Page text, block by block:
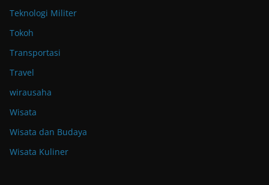
Teknologi Militer
Tokoh
Transportasi
Travel
wirausaha
Wisata
Wisata dan Budaya
Wisata Kuliner